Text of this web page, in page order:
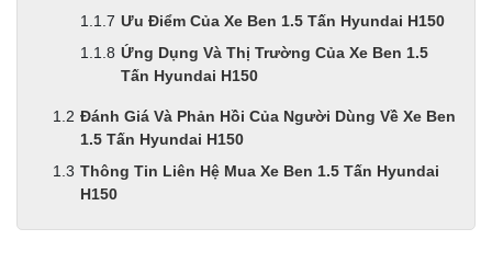
Ưu Điểm Của Xe Ben 1.5 Tấn Hyundai H150
Ứng Dụng Và Thị Trường Của Xe Ben 1.5
Tấn Hyundai H150
Đánh Giá Và Phản Hồi Của Người Dùng Về Xe Ben
1.5 Tấn Hyundai H150
Thông Tin Liên Hệ Mua Xe Ben 1.5 Tấn Hyundai
H150